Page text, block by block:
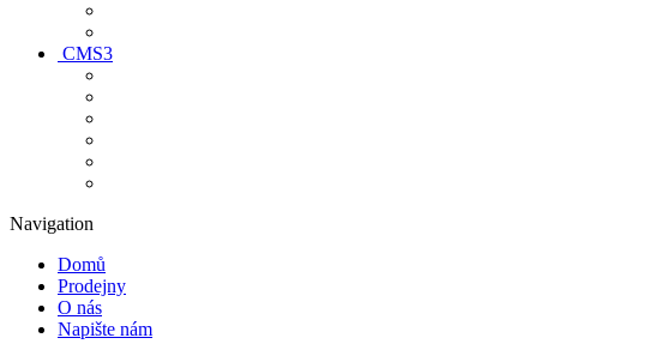
CMS3
Navigation
Domů
Prodejny
O nás
Napište nám